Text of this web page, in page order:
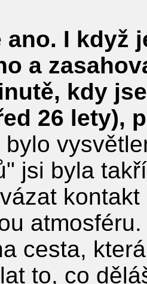
ano. I když
a
kdy
26 lety),
bylo
jsi byla
cesta,
to, co